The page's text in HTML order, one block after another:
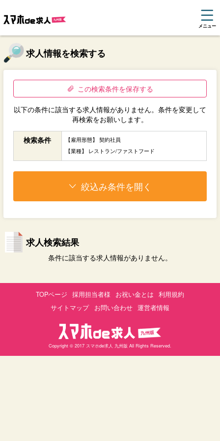
メニュー
求人情報を検索する
この検索条件を保存する
以下の条件に該当する求人情報がありません。条件を変更して
再検索をお願いします。
検索条件
【雇用形態】 契約社員
【業種】 レストラン/ファストフード
絞込み条件を開く
求人検索結果
条件に該当する求人情報がありません。
TOPページ 採用担当者様 お祝い金とは
利用規約
サイトマップ
お問い合わせ 運営者情報
Copyright © 2017 スマホde求人 九州版 All Rights Reserved.